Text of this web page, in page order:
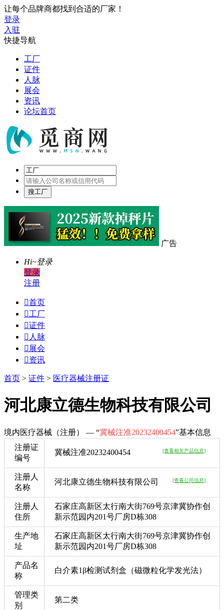
让每个品牌商都找到合适的厂家！
登录
入驻
快捷导航
工厂
证件
人脉
展会
资讯
论坛首页
广告
Hi~登录
登录
注册
首页
工厂
证件
 人脉
 展会
资讯
首页 > 证件 > 医疗器械注册证
河北康立德生物科技有限公司
境内医疗器械（注册） — “冀械注准20232400454”基本信息
注册证
编号
冀械注准20232400454 [查看相关产品信息]
注册人
名称
河北康立德生物科技有限公司 [查看公司信息]
注册人
住所
石家庄高新区太行南大街769号京津冀协作创
新示范园内201号厂房D栋308
生产地
址
石家庄高新区太行南大街769号京津冀协作创
新示范园内201号厂房D栋308
产品名
称
白介素1β检测试剂盒（磁微粒化学发光法）
管理类
别
第二类